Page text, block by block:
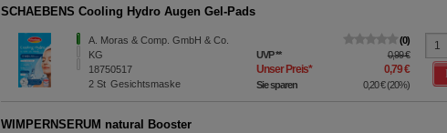
SCHAEBENS Cooling Hydro Augen Gel-Pads
A. Moras & Comp. GmbH & Co.
KG
18750517
2St Gesichtsmaske
0
UVP** 0,99 €
Unser Preis* 0,79 €
Sie sparen 0,20 €(20%)
WIMPERNSERUM natural Booster